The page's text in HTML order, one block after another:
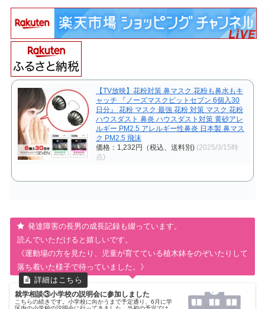
【TV放映】花粉対策 鼻マスク 花粉も鼻水もキ
ャッチ 『ノーズマスクピットセブン 6個入30
日分』 花粉 マスク 最強 花粉 対策 マスク 花粉
ハウスダスト 鼻炎 ハウスダスト対策 黄砂アレ
ルギー PM2.5 アレルギー性鼻炎 日本製 鼻マス
ク PM2.5 飛沫
価格：1,232円（税込、送料別) (2025/3/15時
点)
発達障害の長男の成長記録も綴っています。
読んでいただけると嬉しいです。
《運動場の方を見たり、児童が育てている植木鉢をのぞいたりして
落ち着いた様子で待っていました。》
就学相談③小学校の説明会に参加しました
こちらの続きです。小学校に向かうまで予定通り、6月に学